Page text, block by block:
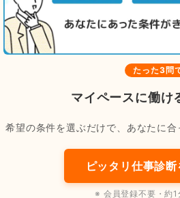
たった3問
マイペースに働け
希望の条件を選ぶだけで、あなたに合
ピッタリ仕事診
※ 会員登録不要・約1